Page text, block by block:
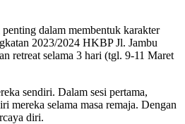
dalam membentuk karakter
2023/2024 HKBP Jl. Jambu
retreat selama 3 hari (tgl. 9-11 Maret
sendiri. Dalam sesi pertama,
mereka selama masa remaja. Dengan
diri.